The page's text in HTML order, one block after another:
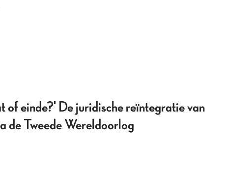
of einde?' De juridische reïntegratie van
de Tweede Wereldoorlog